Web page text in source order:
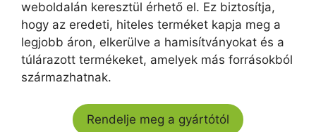
weboldalán keresztül érhető el. Ez biztosítja,
hogy az eredeti, hiteles terméket kapja meg a
legjobb áron, elkerülve a hamisítványokat és a
túlárazott termékeket, amelyek más forrásokból
származhatnak.
Rendelje meg a gyártótól